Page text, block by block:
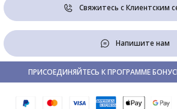
Свяжитесь с Клиентским
Напишите нам
ПРИСОЕДИНЯЙТЕСЬ К ПРОГРАММЕ БОНУСЫ